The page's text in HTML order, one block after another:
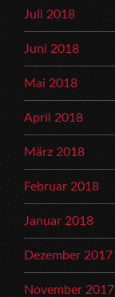
Juli 2018
Juni 2018
Mai 2018
April 2018
März 2018
Februar 2018
Januar 2018
Dezember 2017
November 2017